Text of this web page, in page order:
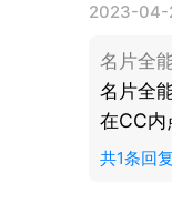
2023-04-
名片全
名片全
在CC内
的问题
共1条回复